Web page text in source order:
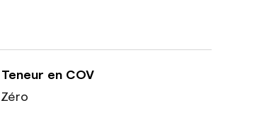
Teneur en COV
Zéro